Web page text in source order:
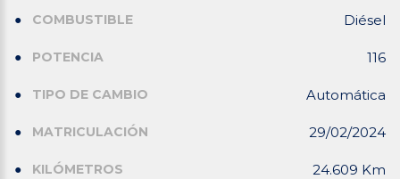
COMBUSTIBLE Diésel
POTENCIA 116
TIPO DE CAMBIO Automática
MATRICULACIÓN 29/02/2024
KILÓMETROS 24.609 Km